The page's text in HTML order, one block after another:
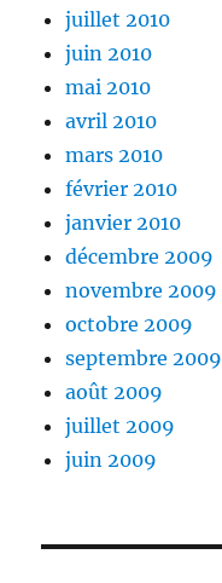
juillet 2010
juin 2010
mai 2010
avril 2010
mars 2010
février 2010
janvier 2010
décembre 2009
novembre 2009
octobre 2009
septembre 2009
août 2009
juillet 2009
juin 2009